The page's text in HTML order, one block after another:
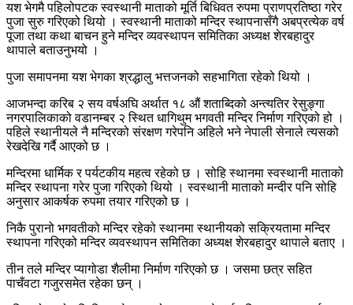
यश भेगमै पहिलोपटक स्वस्थानी माताको मूर्ति बिधिवत रुपमा प्राणप्रतिष्ठा गरेर
पुजा सुरु गरिएको थियो । स्वस्थानी माताको मन्दिर स्थापनासँगै अबप्रत्येक वर्ष
पूजा तथा कथा बाचन हुने मन्दिर व्यवस्थापन समितिका अध्यक्ष शेरबहादुर
थापाले बताउनुभयो ।
पुजा समापनमा यश भेगका श्रद्धालु भत्तजनको सहभागिता रहेको थियो ।
आजभन्दा करिब २ सय वर्षअघि अर्थात १८ औं शताब्दिको अन्त्यतिर रेसुङ्गा
नगरपालिकाको वडानम्बर २ स्थित धागिथुम भगवती मन्दिर निर्माण गरिएको हो ।
पहिले स्थानीयले नै मन्दिरको संरक्षण गरेपनि अहिले भने नेपाली सेनाले त्यसको
रेखदेखि गर्दै आएको छ ।
मन्दिरमा धार्मिक र पर्यटकीय महत्व रहेको छ । सोहि स्थानमा स्वस्थानी माताको
मन्दिर स्थापना गरेर पुजा गरिएको थियो । स्वस्थानी माताको मन्दीर पनि सोहि
अनुसार आकर्षक रुपमा तयार गरिएको छ ।
निकै पुरानो भगवतीको मन्दिर रहेको स्थानमा स्थानीयको सक्रियतामा मन्दिर
स्थापना गरिएको मन्दिर व्यवस्थापन समितिका अध्यक्ष शेरबहादुर थापाले बताए ।
तीन तले मन्दिर प्यागोडा शैलीमा निर्माण गरिएको छ । जसमा छत्र सहित
पाचँवटा गजुरसमेत रहेका छन् ।